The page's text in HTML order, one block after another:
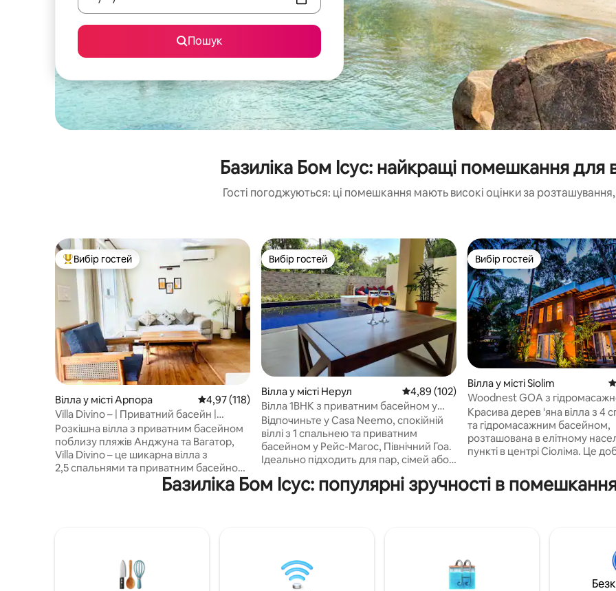
Пошук
Базиліка Бом Ісус: найкращі помешкання для
Гості погоджуються: ці помешкання мають високі оцінки за
Топ вибір гостей
Вибір гостей
Вілла у місті Арпора Середня оцінка: 4,97 з 5, відгуки: 118
4,97 (118)
Villa Divino – | Приватний басейн |
Тераса | Wi-Fi | Пляж
Розкішна вілла з приватним басейном
поблизу пляжів Анджуна та Вагатор,
Villa Divino – це шикарна вілла з
2,5 спальнями та приватним басейном
в Анджуні, розташована в пишній, тихій
зеленій зоні, але за кілька хвилин від
басейном і терасою з видом на
пагорби в Північному Гоа, усього за
1,5 км від пляжу Вагатор, за кілька
Вибір гостей
Вибір гостей
Вілла у місті Нерул Середня оцінка: 4,89 з 5, відгуки: 102
4,89 (102)
Вілла 1BHK з приватним басейном у
Північному Гоа
Відпочиньте у Casa Neemo, спокійній
віллі з 1 спальнею та приватним
басейном у Рейс-Магос, Північний Гоа.
Ідеально підходить для пар, сімей або
кондиціонером і вітальня, що вміщує
до 4 гостей, 2 власними ванними
— ваш спокійний відпочинок біля
пляжів Кандолім, Агуада, Бага та міста
Вибір гостей
Вибір гостей
Вілла у місті Siolim
Woodnest GOA з
ванною
Красива дерев 'яна вілла з 4
та гідромасажним басейном,
розташована в елітному
пункті в центрі Сіоліма. Це
вілла з вітальнею,
коморою та приватною
Морджім і форту Чапора, що
його чудовим місцем для
водночас досліджуючи все,
запропонувати Гоа. Навколо
Базиліка Бом Ісус: популярні зручності в